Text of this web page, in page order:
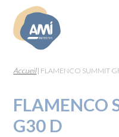
Accueil| FLAMENCO SUMMIT
FLAMENCO
G30 D